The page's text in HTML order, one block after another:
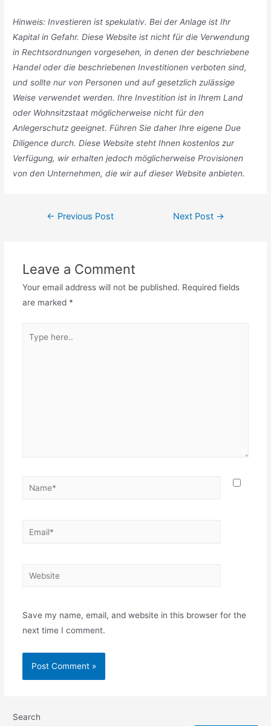
Hinweis: Investieren ist spekulativ. Bei der Anlage ist Ihr
Kapital in Gefahr. Diese Website ist nicht für die Verwendung
in Rechtsordnungen vorgesehen, in denen der beschriebene
Handel oder die beschriebenen Investitionen verboten sind,
und sollte nur von Personen und auf gesetzlich zulässige
Weise verwendet werden. Ihre Investition ist in Ihrem Land
oder Wohnsitzstaat möglicherweise nicht für den
Anlegerschutz geeignet. Führen Sie daher Ihre eigene Due
Diligence durch. Diese Website steht Ihnen kostenlos zur
Verfügung, wir erhalten jedoch möglicherweise Provisionen
von den Unternehmen, die wir auf dieser Website anbieten.
Post← Previous Post Next Post →
Leave a Comment
Your email address will not be published. Required fields
are marked *
here..
Name*
Email*
Website
Save my name, email, and website in this browser for the
next time I comment.
Search